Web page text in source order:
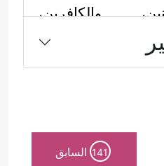
والكافرين،
فقد جاء الحديث
المنافقين من
قبل قليل عن
141 السابق